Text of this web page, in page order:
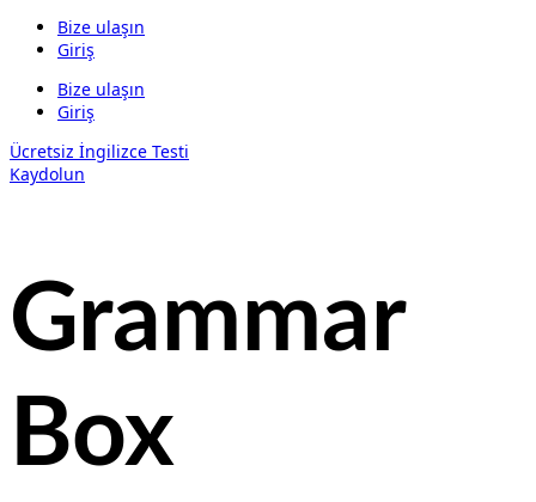
Bize ulaşın
Giriş
Bize ulaşın
Giriş
Ücretsiz İngilizce Testi
Kaydolun
Grammar
Box